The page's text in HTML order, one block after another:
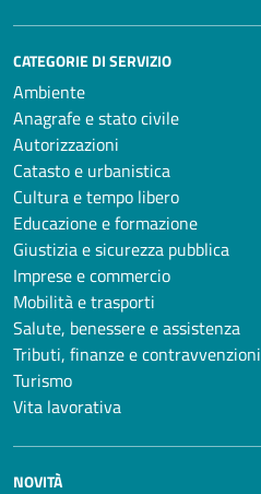
CATEGORIE DI SERVIZIO
Ambiente
Anagrafe e stato civile
Autorizzazioni
Catasto e urbanistica
Cultura e tempo libero
Educazione e formazione
Giustizia e sicurezza pubblica
Imprese e commercio
Mobilità e trasporti
Salute, benessere e assistenza
Tributi, finanze e contravvenzioni
Turismo
Vita lavorativa
NOVITÀ